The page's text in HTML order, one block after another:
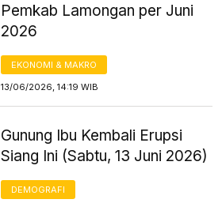
Pemkab Lamongan per Juni
2026
EKONOMI & MAKRO
13/06/2026, 14:19 WIB
Gunung Ibu Kembali Erupsi
Siang Ini (Sabtu, 13 Juni 2026)
DEMOGRAFI